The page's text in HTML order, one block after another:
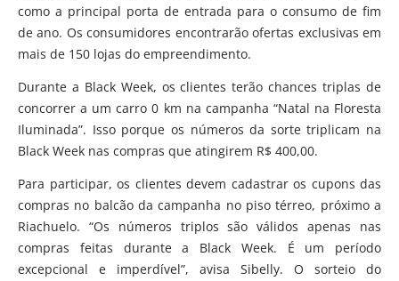
como a principal porta de entrada para o consumo de fim
de ano. Os consumidores encontrarão ofertas exclusivas em
mais de 150 lojas do empreendimento.
Durante a Black Week, os clientes terão chances triplas de
concorrer a um carro 0 km na campanha “Natal na Floresta
Iluminada”. Isso porque os números da sorte triplicam na
Black Week nas compras que atingirem R$ 400,00.
Para participar, os clientes devem cadastrar os cupons das
compras no balcão da campanha no piso térreo, próximo a
Riachuelo. “Os números triplos são válidos apenas nas
compras feitas durante a Black Week. É um período
excepcional e imperdível”, avisa Sibelly. O sorteio do